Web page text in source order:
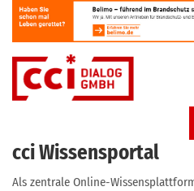
Skip
to
content
cci Wissensportal
Als zentrale Online-